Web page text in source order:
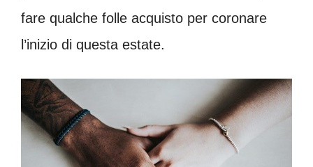
fare qualche folle acquisto per coronare
l’inizio di questa estate.